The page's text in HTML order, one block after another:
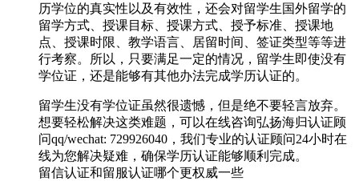
历学位的真实性以及有效性，还会对留学生国外留学的
留学方式、授课目标、授课方式、授予标准、授课地
点、授课时限、教学语言、居留时间、签证类型等等进
行考察。所以，只要满足一定的情况，留学生即使没有
学位证，还是能够有其他办法完成学历认证的。
留学生没有学位证虽然很遗憾，但是绝不要轻言放弃。
想要轻松解决这类难题，可以在线咨询弘扬海归认证顾
问qq/wechat: 729926040，我们专业的认证顾问24小时在
线为您解决疑难，确保学历认证能够顺利完成。
留信认证和留服认证哪个更权威一些